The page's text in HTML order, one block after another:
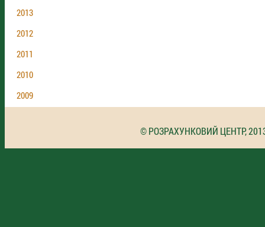
2013
2012
2011
2010
2009
© РОЗРАХУНКОВИЙ ЦЕНТР,